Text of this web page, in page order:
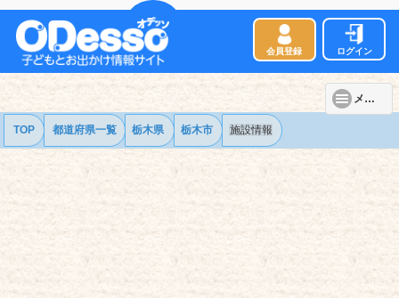
会員登録 ログイン
メニュー
TOP 都道府県一覧 栃木県 栃木市 施設情報